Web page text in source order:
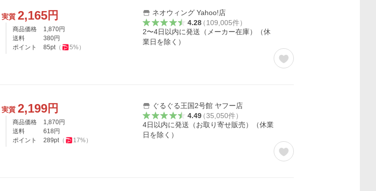
実質 2,165円
商品価格 1,870円
送料
380円
ポイント
85pt（ 5%）
ネオウィング Yahoo!店
4.28（109,005件）
2〜4日以内に発送（メーカー在庫）（休
業日を除く）
実質 2,199円
商品価格 1,870円
送料
618 円
ポイント
289pt（ 17%）
ぐるぐる王国2号館 ヤフー店
4.49（35,050件）
4日以内に発送（お取り寄せ販売）（休業
日を除く）